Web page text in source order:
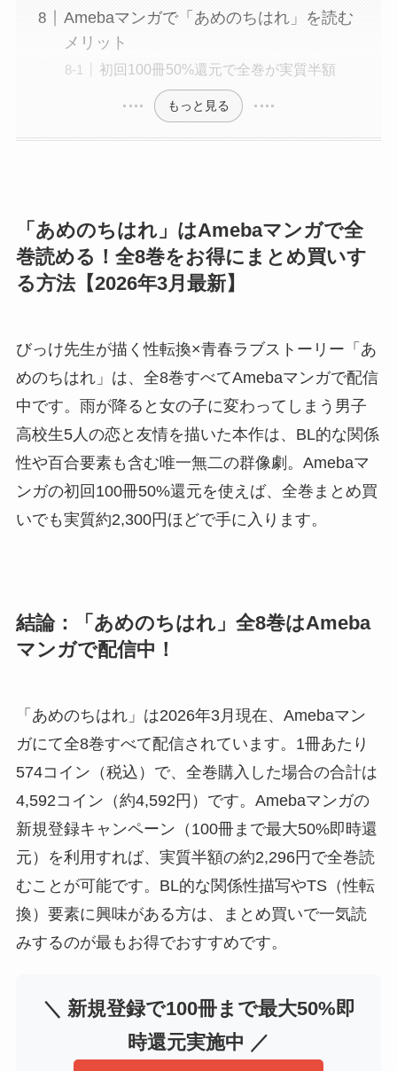
Amebaマンガで「あめのちはれ」を読む
メリット
初回100冊50%還元で全巻が実質半額
もっと見る
「あめのちはれ」はAmebaマンガで全
巻読める！全8巻をお得にまとめ買いす
る方法【2026年3月最新】
びっけ先生が描く性転換×青春ラブストーリー「あ
めのちはれ」は、全8巻すべてAmebaマンガで配信
中です。雨が降ると女の子に変わってしまう男子
高校生5人の恋と友情を描いた本作は、BL的な関係
性や百合要素も含む唯一無二の群像劇。Amebaマ
ンガの初回100冊50%還元を使えば、全巻まとめ買
いでも実質約2,300円ほどで手に入ります。
結論：「あめのちはれ」全8巻はAmeba
マンガで配信中！
「あめのちはれ」は2026年3月現在、Amebaマン
ガにて全8巻すべて配信されています。1冊あたり
574コイン（税込）で、全巻購入した場合の合計は
4,592コイン（約4,592円）です。Amebaマンガの
新規登録キャンペーン（100冊まで最大50%即時還
元）を利用すれば、実質半額の約2,296円で全巻読
むことが可能です。BL的な関係性描写やTS（性転
換）要素に興味がある方は、まとめ買いで一気読
みするのが最もお得でおすすめです。
＼ 新規登録で100冊まで最大50%即
時還元実施中 ／